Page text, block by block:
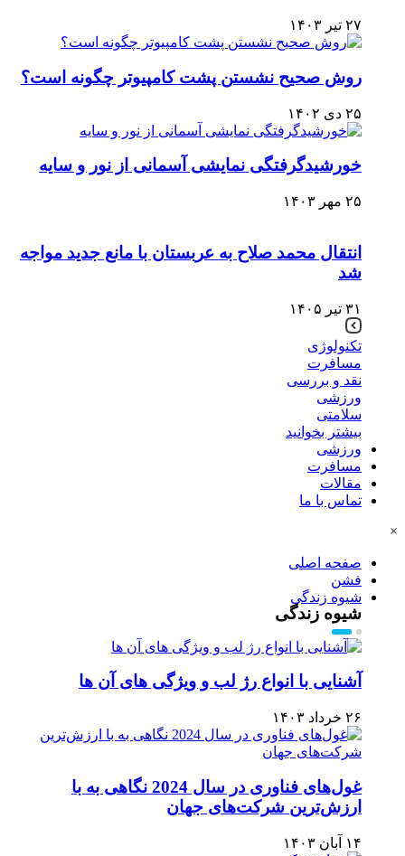
۲۷ تیر ۱۴۰۳
روش صحیح نشستن پشت کامپیوتر چگونه است؟
۲۵ دی ۱۴۰۲
خورشیدگرفتگی نمایشی آسمانی از نور و سایه
۲۵ مهر ۱۴۰۳
انتقال محمد صلاح به عربستان با مانع جدید مواجه
شد
۳۱ تیر ۱۴۰۵
تکنولوژی
مسافرت
نقد و بررسی
ورزشی
سلامتی
بیشتر بخوانید
ورزشی
مسافرت
مقالات
تماس با ما
×
صفحه اصلی
فشن
شیوه زندگی
شیوه زندگی
آشنایی با انواع رژ لب و ویژگی های آن ها
۲۶ خرداد ۱۴۰۳
غول‌های فناوری در سال 2024 نگاهی به با
ارزش‌ترین شرکت‌های جهان
۱۴ آبان ۱۴۰۳